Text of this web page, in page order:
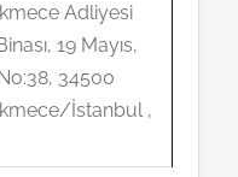
Adliyesi
19 Mayıs,
34500
İstanbul ,